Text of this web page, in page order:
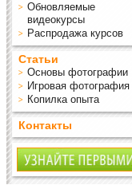
Обновляемые
видеокурсы
Распродажа курсов
Статьи
Основы фотографии
Игровая фотография
Копилка опыта
Контакты